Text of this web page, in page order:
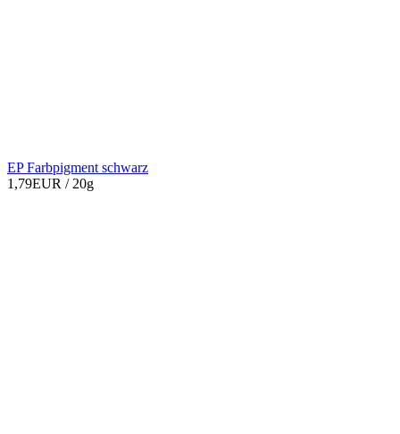
EP Farbpigment schwarz
1,79EUR / 20g